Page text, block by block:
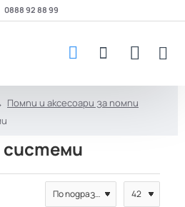
0888 92 88 99
Помпи и аксесоари за помпи